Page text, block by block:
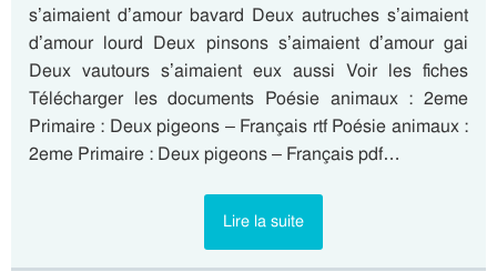
s’aimaient d’amour bavard Deux autruches s’aimaient
d’amour lourd Deux pinsons s’aimaient d’amour gai
Deux vautours s’aimaient eux aussi Voir les fiches
Télécharger les documents Poésie animaux : 2eme
Primaire : Deux pigeons – Français rtf Poésie animaux :
2eme Primaire : Deux pigeons – Français pdf…
Lire la suite